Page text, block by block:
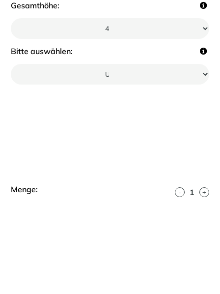
Gesamthöhe:
Bitte auswählen:
Menge: - +